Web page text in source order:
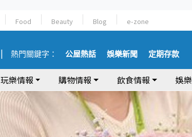
Food Beauty Blog e-zone
熱門關鍵字： 公屋熱話 娛樂新聞 定期存款
玩樂情報 購物情報 飲食情報 娛樂